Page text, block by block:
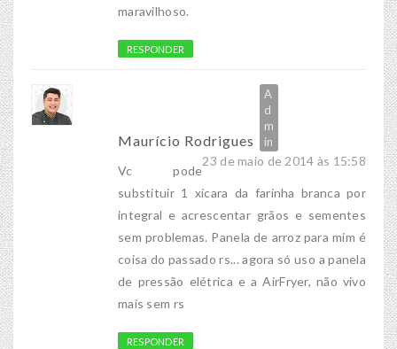
maravilhoso.
RESPONDER
Maurício Rodrigues
23 de maio de 2014 às 15:58
Vc pode
substituir 1 xícara da farinha branca por
integral e acrescentar grãos e sementes
sem problemas. Panela de arroz para mim é
coisa do passado rs... agora só uso a panela
de pressão elétrica e a AirFryer, não vivo
mais sem rs
RESPONDER